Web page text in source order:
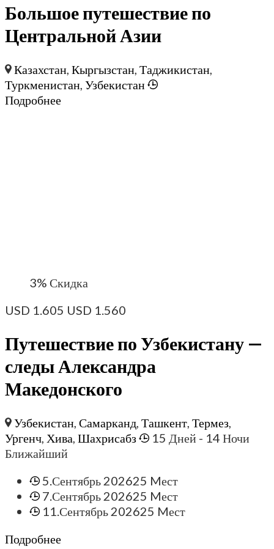
Большое путешествие по
Центральной Азии
Казахстан ,Кыргызстан ,Таджикистан
Туркменистан Узбекистан
Подробнее
3% Скидка
USD 1.605 USD 1.560
Путешествие по Узбекистану —
следы Александра
Македонского
Узбекистан,Самарканд,Ташкент,Термез,
Ургенч, Хива, Шахрисабз 15 Дней - 14 Ночи
Ближайший
5.Сентябрь 202625 Mест
7.Сентябрь 202625 Mест
11.Сентябрь 202625 Mест
Подробнее